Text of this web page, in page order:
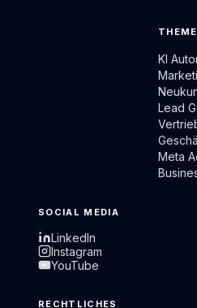
KI
Lead
Meta
SOCIAL MEDIA
LinkedIn
Instagram
YouTube
RECHTLICHES